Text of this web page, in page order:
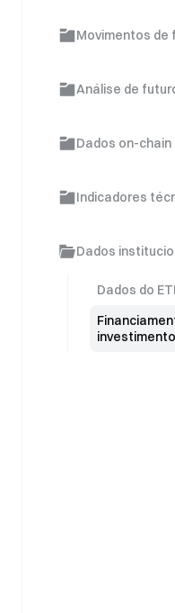
Movimentos de
Análise de
Dados on-chain
Indicadores
Dados
Dados do
investimento